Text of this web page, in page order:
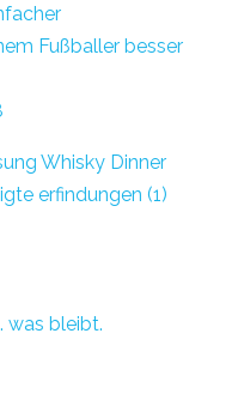
Fußballer besser
Whisky Dinner
erfindungen (1)
was bleibt.